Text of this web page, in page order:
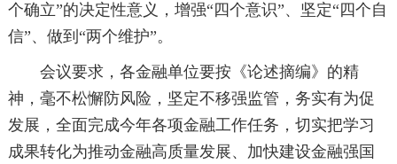
个确立”的决定性意义，增强“四个意识”、坚定“四个自
信”、做到“两个维护”。
会议要求，各金融单位要按《论述摘编》的精
神，毫不松懈防风险，坚定不移强监管，务实有为促
发展，全面完成今年各项金融工作任务，切实把学习
成果转化为推动金融高质量发展、加快建设金融强国